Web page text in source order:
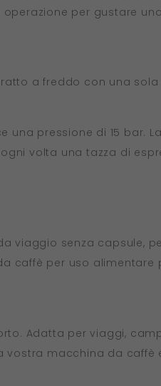
per gustare
a freddo con una sola
pressione di 15 bar.
volta una tazza di
viaggio senza capsule,
caffè per uso alimentare
Adatta per viaggi,
vostra macchina da caffè